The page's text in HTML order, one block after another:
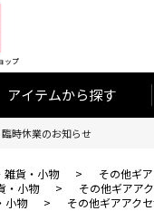
ップ
アイテムから探す
時休業のお知らせ
雑貨・小物 > その他ギ
・小物 > その他ギアア
小物 > その他ギアアク